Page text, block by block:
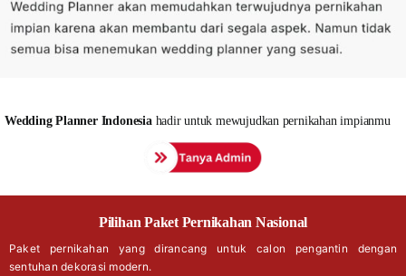
Wedding Planner Indonesiahadir untuk mewujudkan pernikahan impianmu
Pilihan Paket Pernikahan Nasional
Paket pernikahan yang dirancang untuk calon pengantin dengan
sentuhan dekorasi modern.